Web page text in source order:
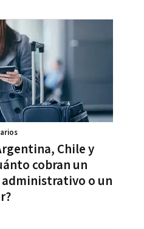
Chile y
cobran un
o un